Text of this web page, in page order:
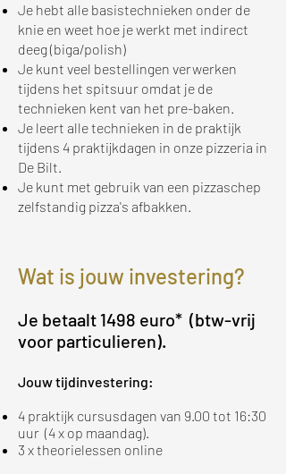
Je hebt alle basistechnieken onder de
knie en weet hoe je werkt met indirect
deeg (biga/polish)
Je kunt veel bestellingen verwerken
tijdens het spitsuur omdat je de
technieken kent van het pre-baken.
Je leert alle technieken in de praktijk
tijdens 4 praktijkdagen in onze pizzeria in
De Bilt.
Je kunt met gebruik van een pizzaschep
zelfstandig pizza's afbakken.
Wat is jouw investering?
Je betaalt 1498 euro* (btw-vrij
voor particulieren).
Jouw tijdinvestering:
4 praktijk cursusdagen van 9.00 tot 16:30
uur (4 x op maandag).
3 x theorielessen online